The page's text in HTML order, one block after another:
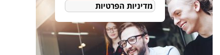
מדיניות הפרטיות